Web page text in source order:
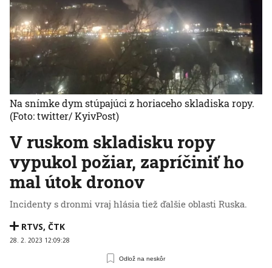
V ruskom skladisku ropy
vypukol požiar, zapríčiniť ho
mal útok dronov
Incidenty s dronmi vraj hlásia tiež ďalšie oblasti Ruska.
RTVS, ČTK
28. 2. 2023 12:09:28
Odlož na neskôr
Na snímke dym stúpajúci z horiaceho skladiska ropy.
(Foto: twitter/ KyivPost)